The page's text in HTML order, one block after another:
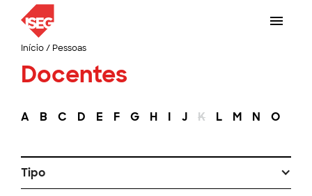
Início/ Pessoas
Docentes
A B C D E F G H I J K L M N O
Tipo